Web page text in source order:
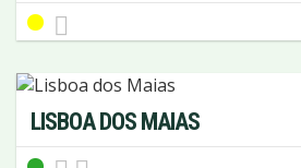
LISBOA DOS MAIAS